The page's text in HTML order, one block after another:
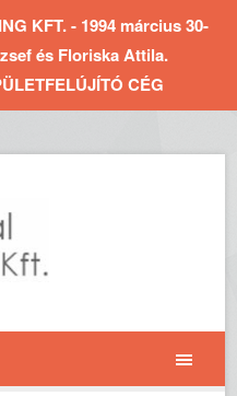
KFT. - 1994 március 30-
és Floriska Attila.
CÉG